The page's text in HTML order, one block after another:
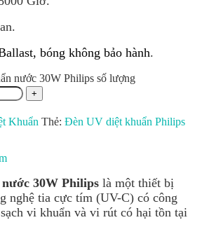
bóng không bảo hành.
nước 30W Philips số lượng
Khuẩn Thẻ: Đèn UV diệt khuẩn Philips
30W Philips là một thiết bị
nghệ tia cực tím (UV-C) có công
vi khuẩn và vi rút có hại tồn tại